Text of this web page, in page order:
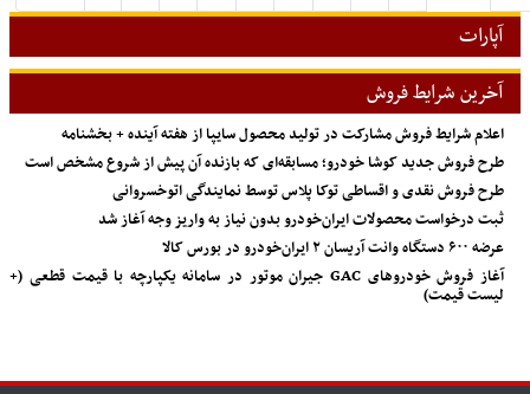
آپارات
آخرین شرایط فروش
اعلام شرایط فروش مشارکت در تولید محصول سایپا از هفته آینده + بخشنامه
طرح فروش جدید کوشا خودرو؛ مسابقه‌ای که بازنده آن پیش از شروع مشخص است
طرح فروش نقدی و اقساطی توکا پلاس توسط نمایندگی اتوخسروانی
ثبت درخواست محصولات ایران‌خودرو بدون نیاز به واریز وجه آغاز شد
عرضه ۶۰۰ دستگاه وانت آریسان ۲ ایران‌خودرو در بورس کالا
آغاز فروش خودروهای GAC جیران موتور در سامانه یکپارچه با قیمت قطعی (+
لیست قیمت)